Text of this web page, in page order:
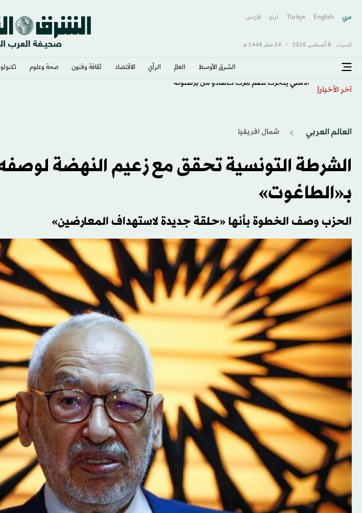
عربي English
Türkçe اردو فارسى
السبت, 8 أغسطس 2026 - 24 صفَر 1448 هـ
الشرق الأوسط​ العالم الرأي الاقتصاد ثقافة وفنون صحة وعلوم
آخر الأخبار الأهلي يتحرك لضم مارك كاسادو من برشلونة
العالم العربي شمال افريقيا
الشرطة التونسية تحقق مع زعيم النهضة لوصفه
بـ«الطاغوت»
الحزب وصف الخطوة بأنها «حلقة جديدة لاستهداف المعارضين»